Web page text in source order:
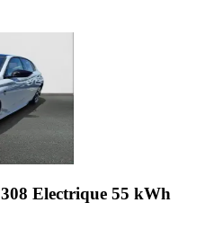
308 Electrique 55 kWh